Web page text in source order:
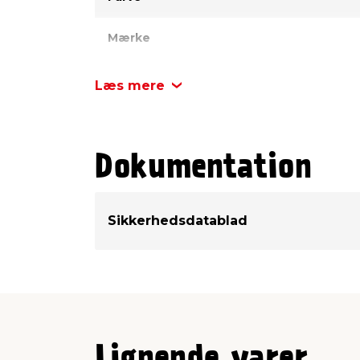
Mærke
Læs mere
Dokumentation
Sikkerhedsdatablad